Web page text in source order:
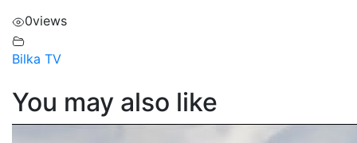
0views
Bilka TV
You may also like